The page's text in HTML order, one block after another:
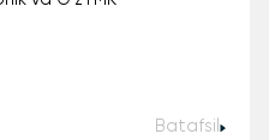
Batafsil